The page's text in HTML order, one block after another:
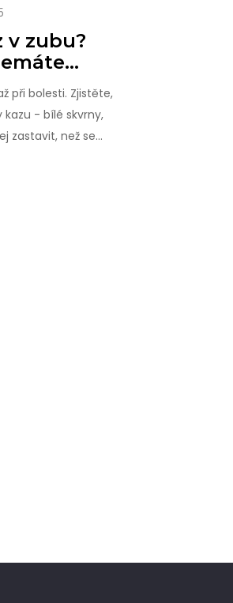
v zubu?
při bolesti. Zjistěte,
- bílé skvrny,
zastavit, než se